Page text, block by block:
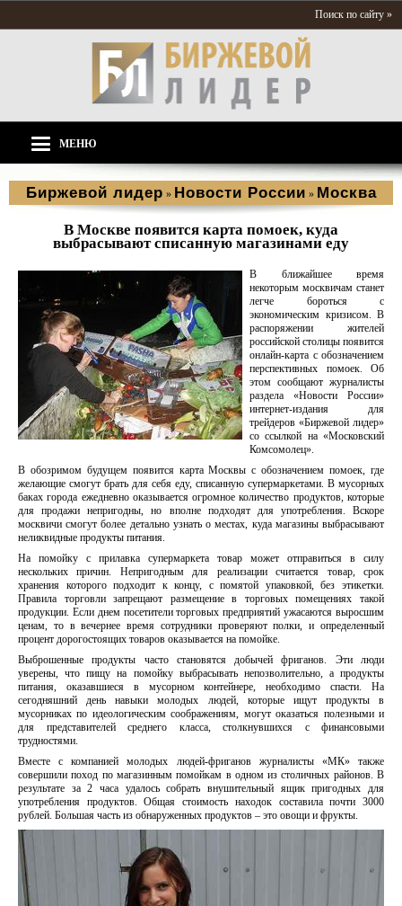
Поиск по сайту »
МЕНЮ
Биржевой лидер » Новости России » Москва
В Москве появится карта помоек, куда
выбрасывают списанную магазинами еду
В ближайшее время
некоторым москвичам станет
легче бороться с
экономическим кризисом. В
распоряжении жителей
российской столицы появится
онлайн-карта с обозначением
перспективных помоек. Об
этом сообщают журналисты
раздела «Новости России»
интернет-издания для
трейдеров «Биржевой лидер»
со ссылкой на «Московский
Комсомолец».
В обозримом будущем появится карта Москвы с обозначением помоек, где
желающие смогут брать для себя еду, списанную супермаркетами. В мусорных
баках города ежедневно оказывается огромное количество продуктов, которые
для продажи непригодны, но вполне подходят для употребления. Вскоре
москвичи смогут более детально узнать о местах, куда магазины выбрасывают
неликвидные продукты питания.
На помойку с прилавка супермаркета товар может отправиться в силу
нескольких причин. Непригодным для реализации считается товар, срок
хранения которого подходит к концу, с помятой упаковкой, без этикетки.
Правила торговли запрещают размещение в торговых помещениях такой
продукции. Если днем посетители торговых предприятий ужасаются выросшим
ценам, то в вечернее время сотрудники проверяют полки, и определенный
процент дорогостоящих товаров оказывается на помойке.
Выброшенные продукты часто становятся добычей фриганов. Эти люди
уверены, что пищу на помойку выбрасывать непозволительно, а продукты
питания, оказавшиеся в мусорном контейнере, необходимо спасти. На
сегодняшний день навыки молодых людей, которые ищут продукты в
мусорниках по идеологическим соображениям, могут оказаться полезными и
для представителей среднего класса, столкнувшихся с финансовыми
трудностями.
Вместе с компанией молодых людей-фриганов журналисты «МК» также
совершили поход по магазинным помойкам в одном из столичных районов. В
результате за 2 часа удалось собрать внушительный ящик пригодных для
употребления продуктов. Общая стоимость находок составила почти 3000
рублей. Большая часть из обнаруженных продуктов – это овощи и фрукты.